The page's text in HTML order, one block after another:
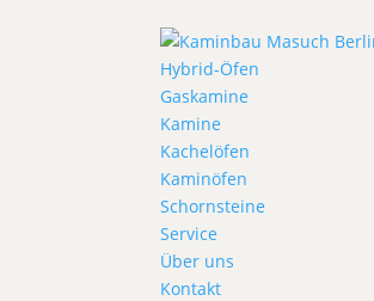
Hybrid-Öfen
Gaskamine
Kamine
Kachelöfen
Kaminöfen
Schornsteine
Service
Über uns
Kontakt